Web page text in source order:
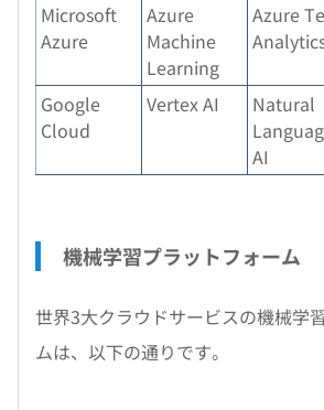
Microsoft
Azure
Azure
Machine
Learning
Azure
Google
Cloud
Vertex AI
Natural
AI
機械学習プラットフォーム
世界3大クラウドサービスの機械学
ムは、以下の通りです。